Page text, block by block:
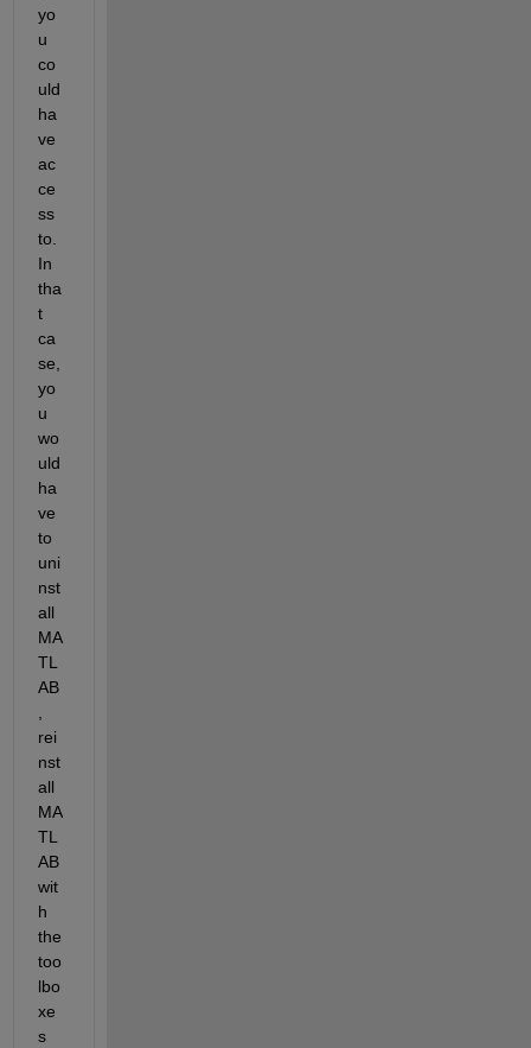
yo
u
co
uld
ha
ve
ac
ce
ss
to.
In
tha
t
ca
se,
yo
u
wo
uld
ha
ve
to
uni
nst
all
MA
TL
AB
rei
nst
all
MA
TL
AB
wit
h
the
too
lbo
xe
s